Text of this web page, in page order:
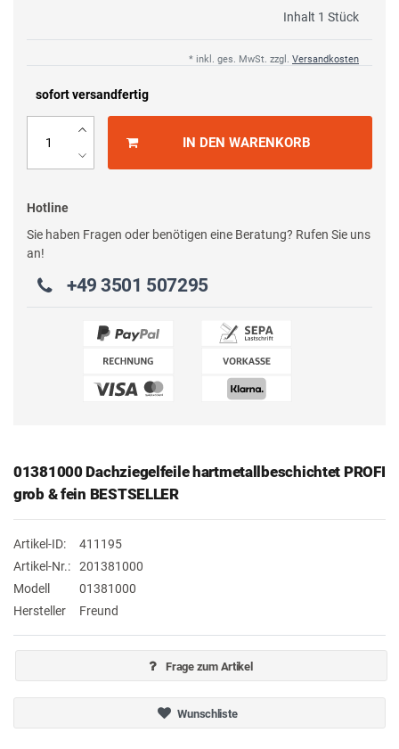
Inhalt 1 Stück
* inkl. ges. MwSt. zzgl. Versandkosten
sofort versandfertig
IN DEN WARENKORB
Hotline
Sie haben Fragen oder benötigen eine Beratung? Rufen Sie uns
an!
+49 3501 507295
01381000 Dachziegelfeile hartmetallbeschichtet PROFI
grob & fein BESTSELLER
Artikel-ID:
411195
Artikel-Nr.:
201381000
Modell
01381000
Hersteller
Freund
Frage zum Artikel
Wunschliste